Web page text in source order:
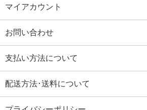
マイアカウント
お問い合わせ
支払い方法について
配送方法･送料について